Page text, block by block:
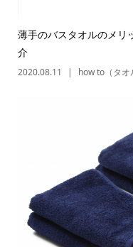
薄手のバスタオルのメリ
介
2020.08.11 how to（タオ